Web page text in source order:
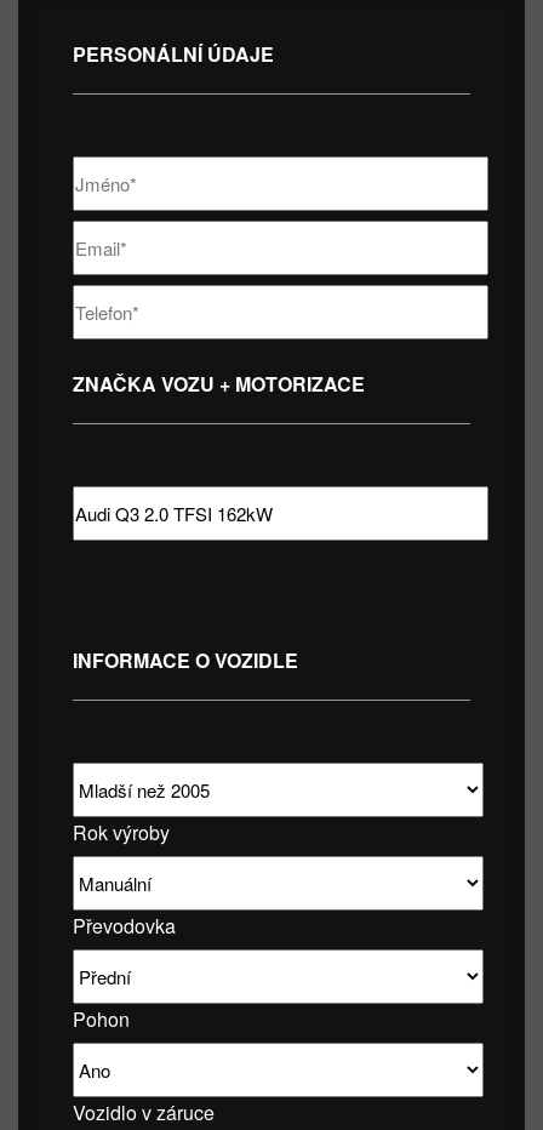
PERSONÁLNÍ ÚDAJE
ZNAČKA VOZU + MOTORIZACE
INFORMACE O VOZIDLE
Rok výroby
Převodovka
Pohon
Vozidlo v záruce